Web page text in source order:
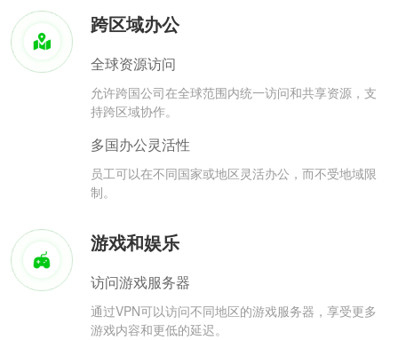
跨区域办公
全球资源访问
允许跨国公司在全球范围内统一访问和共享资源，支
持跨区域协作。
多国办公灵活性
员工可以在不同国家或地区灵活办公，而不受地域限
制。
游戏和娱乐
访问游戏服务器
通过VPN可以访问不同地区的游戏服务器，享受更多
游戏内容和更低的延迟。